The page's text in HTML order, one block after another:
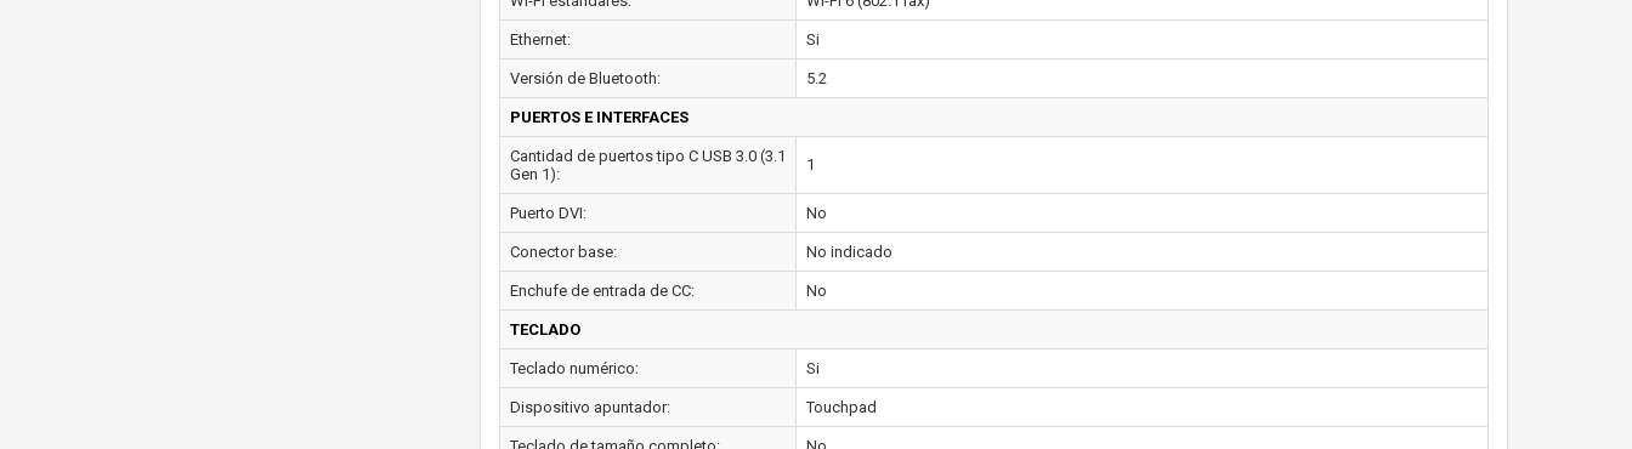
Ethernet: Si
Versión de Bluetooth: 5.2
PUERTOS E INTERFACES
Cantidad de puertos tipo C USB 3.0 (3.1
Gen 1):
1
Puerto DVI: No
Conector base: No indicado
Enchufe de entrada de CC: No
TECLADO
Teclado numérico: Si
Dispositivo apuntador: Touchpad